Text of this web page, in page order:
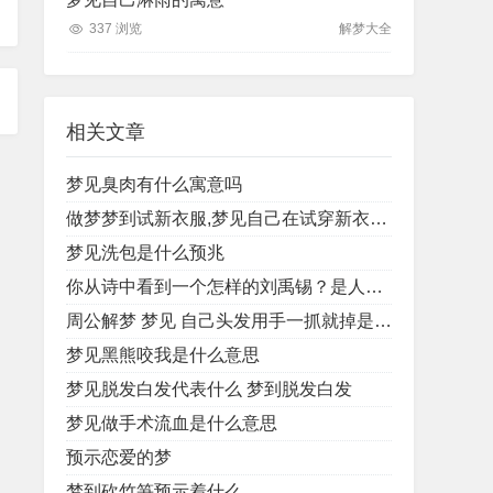
337 浏览 解梦大全
相关文章
梦见臭肉有什么寓意吗
做梦梦到试新衣服,梦见自己在试穿新衣服是什么意思
梦见洗包是什么预兆
你从诗中看到一个怎样的刘禹锡？是人如其文还是文如其人？
周公解梦 梦见 自己头发用手一抓就掉是什么征兆
梦见黑熊咬我是什么意思
梦见脱发白发代表什么 梦到脱发白发
梦见做手术流血是什么意思
预示恋爱的梦